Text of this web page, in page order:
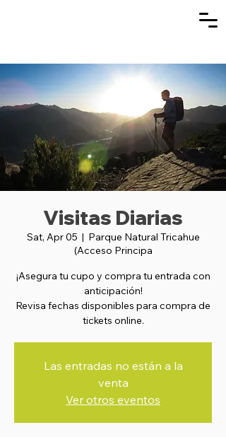
Visitas Diarias
Sat, Apr 05
  |
Parque Natural Tricahue
(Acceso Principa
¡Asegura tu cupo y compra tu entrada con
anticipación!
Revisa fechas disponibles para compra de
tickets online.
Las entradas no están a la
venta
Ver otros eventos